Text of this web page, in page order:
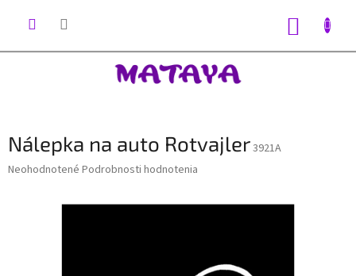
Nálepka na auto Rotvajler3921A
Priemerné
Neohodnotené Podrobnosti hodnotenia